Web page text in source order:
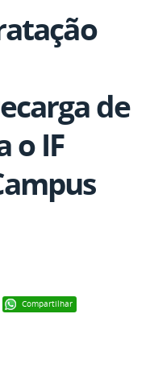
de
o IF
Compartilhar